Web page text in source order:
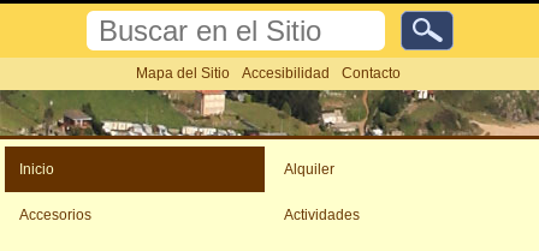
Buscar
Mapa del Sitio Accesibilidad Contacto
Inicio
Alquiler
Accesorios Actividades